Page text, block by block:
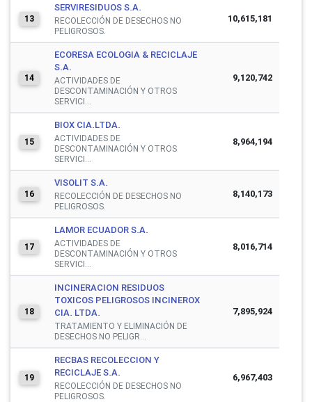
13
SERVIRESIDUOS S.A.
RECOLECCIÓN DE DESECHOS NO
PELIGROSOS.
10,615,181
14
ECORESA ECOLOGIA & RECICLAJE
S.A.
ACTIVIDADES DE
DESCONTAMINACIÓN Y OTROS
SERVICI...
9,120,742
15
BIOX CIA.LTDA.
ACTIVIDADES DE
DESCONTAMINACIÓN Y OTROS
SERVICI...
8,964,194
16
VISOLIT S.A.
RECOLECCIÓN DE DESECHOS NO
PELIGROSOS.
8,140,173
17
LAMOR ECUADOR S.A.
ACTIVIDADES DE
DESCONTAMINACIÓN Y OTROS
SERVICI...
8,016,714
18
INCINERACION RESIDUOS
TOXICOS PELIGROSOS INCINEROX
CIA. LTDA.
TRATAMIENTO Y ELIMINACIÓN DE
DESECHOS NO PELIGR...
7,895,924
19
RECBAS RECOLECCION Y
RECICLAJE S.A.
RECOLECCIÓN DE DESECHOS NO
PELIGROSOS.
6,967,403